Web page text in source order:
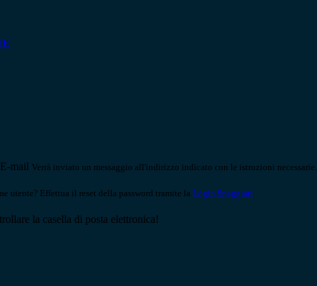
E-mail Verrà inviato un messaggio all'indirizzo indicato con le istruzioni necessarie.
utente? Effettua il reset della password tramite la Login Spaggiari
la casella di posta elettronica!